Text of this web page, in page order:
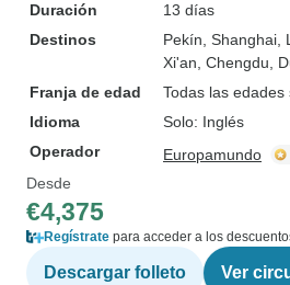
Duración
13 días
Destinos
Pekín , Shanghai
Xi'an , Chengdu ,
Franja de edad
Todas las
Idioma
Solo: Inglés
Operador
Europamundo
Desde
€4,375
Regístrate para acceder a los
Descargar folleto Ver